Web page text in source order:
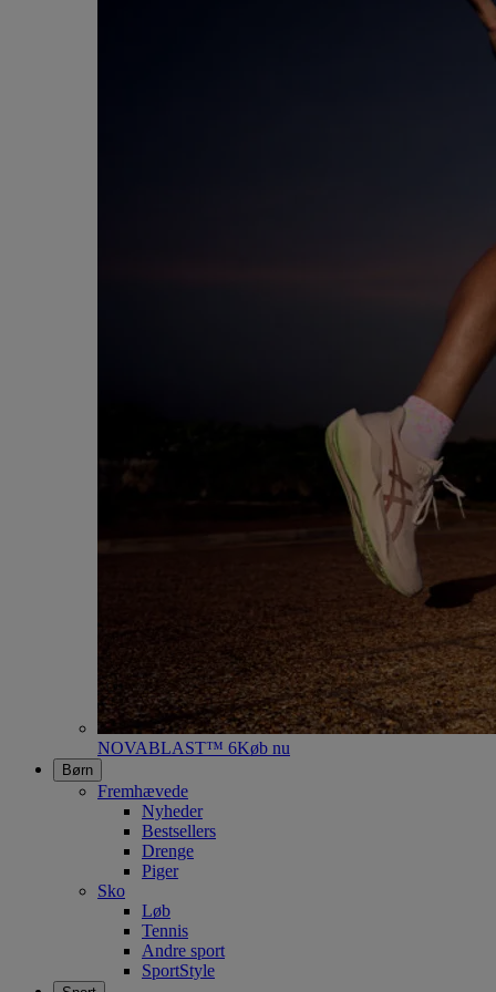
NOVABLAST™ 6Køb nu
Børn
Fremhævede
Nyheder
Bestsellers
Drenge
Piger
Sko
Løb
Tennis
Andre sport
SportStyle